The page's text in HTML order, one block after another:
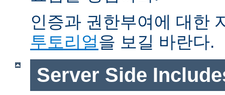
인증과 권한부여에 대한
투토리얼을 보길 바란다.
Server Side